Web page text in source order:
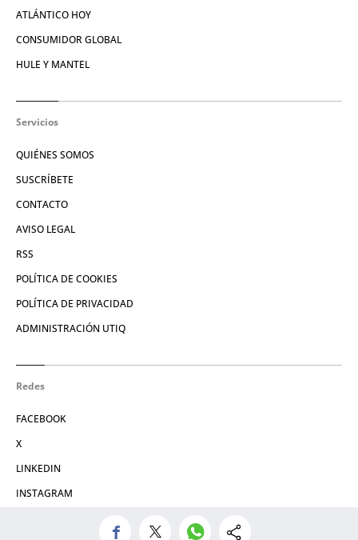
ATLÁNTICO HOY
CONSUMIDOR GLOBAL
HULE Y MANTEL
Servicios
QUIÉNES SOMOS
SUSCRÍBETE
CONTACTO
AVISO LEGAL
RSS
POLÍTICA DE COOKIES
POLÍTICA DE PRIVACIDAD
ADMINISTRACIÓN UTIQ
Redes
FACEBOOK
X
LINKEDIN
INSTAGRAM